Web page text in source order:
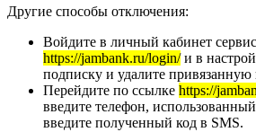
Другие способы отключения:
Войдите в личный кабинет
https://jambank.ru/login/и в
подписку и удалите привязанную
Перейдите по ссылке https://
введите телефон,
введите полученный код в SMS.